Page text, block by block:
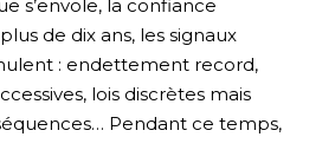
s’envole, la confiance
de dix ans, les signaux
: endettement record,
lois discrètes mais
Pendant ce temps,